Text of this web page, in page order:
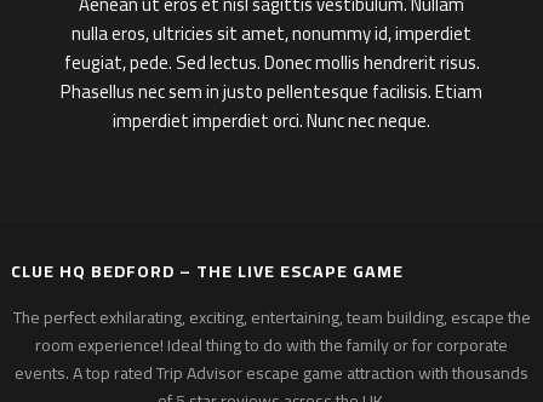
nulla eros, ultricies sit amet, nonummy id, imperdiet
feugiat, pede. Sed lectus. Donec mollis hendrerit risus.
Phasellus nec sem in justo pellentesque facilisis. Etiam
imperdiet imperdiet orci. Nunc nec neque.
CLUE HQ BEDFORD – THE LIVE ESCAPE GAME
The perfect exhilarating, exciting, entertaining, team building, escape the
room experience! Ideal thing to do with the family or for corporate
events. A top rated Trip Advisor escape game attraction with thousands